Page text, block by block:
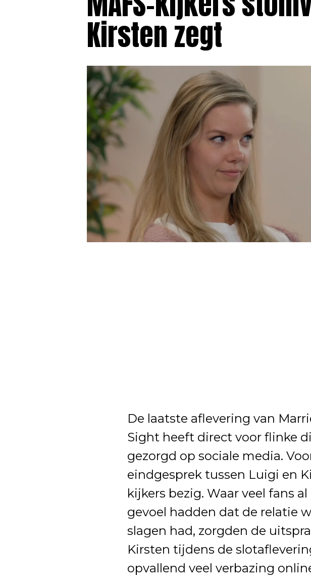
Kirsten zegt
De laatste aflevering van
Sight heeft direct voor flinke
gezorgd op sociale media.
eindgesprek tussen Luigi en
kijkers bezig. Waar veel fans
gevoel hadden dat de relatie
slagen had, zorgden de
Kirsten tijdens de
opvallend veel verbazing